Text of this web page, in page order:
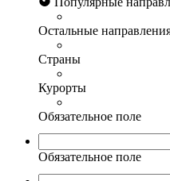
Остальные
Страны
Курорты
Обязательное поле
Обязательное поле